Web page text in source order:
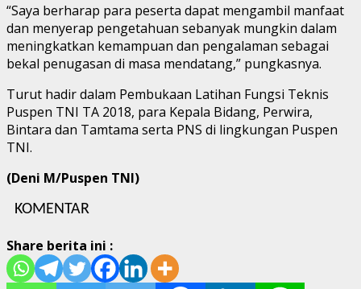
“Saya berharap para peserta dapat mengambil manfaat
dan menyerap pengetahuan sebanyak mungkin dalam
meningkatkan kemampuan dan pengalaman sebagai
bekal penugasan di masa mendatang,” pungkasnya.
Turut hadir dalam Pembukaan Latihan Fungsi Teknis
Puspen TNI TA 2018, para Kepala Bidang, Perwira,
Bintara dan Tamtama serta PNS di lingkungan Puspen
TNI.
(Deni M/Puspen TNI)
KOMENTAR
Share berita ini :